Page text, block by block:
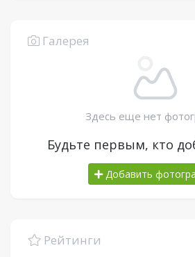
Галерея
Здесь еще нет
Будьте первым, кто
Добавить
Рейтинги